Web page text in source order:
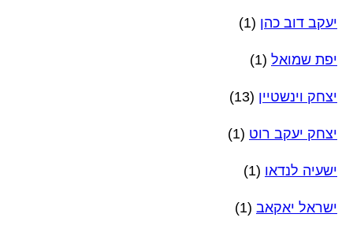
יעקב דוב כהן (1)
יפת שמואל (1)
יצחק וינשטיין (13)
יצחק יעקב רוט (1)
ישעיה לנדאו (1)
ישראל יאקאב (1)